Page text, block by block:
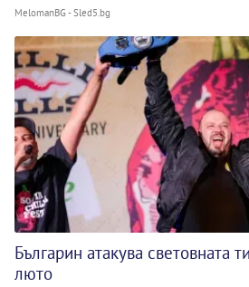
MelomanBG - Sled5.bg
Българин атакува световната
люто